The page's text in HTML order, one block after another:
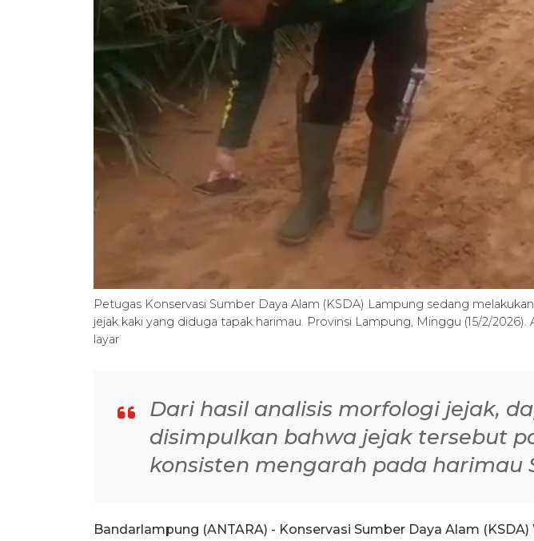
Petugas Konservasi Sumber Daya Alam (KSDA) Lampung sedang
jejak kaki yang diduga tapak harimau. Provinsi Lampung, Minggu (15/2/2026).
layar
Dari hasil analisis morfologi jejak,
disimpulkan bahwa jejak tersebut
konsisten mengarah pada harimau
Bandarlampung (ANTARA) - Konservasi Sumber Daya Alam